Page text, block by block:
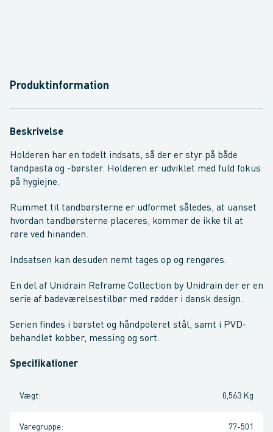
Produktinformation
Beskrivelse
Holderen har en todelt indsats, så der er styr på både
tandpasta og -børster. Holderen er udviklet med fuld fokus
på hygiejne.
Rummet til tandbørsterne er udformet således, at uanset
hvordan tandbørsterne placeres, kommer de ikke til at
røre ved hinanden.
Indsatsen kan desuden nemt tages op og rengøres.
En del af Unidrain Reframe Collection by Unidrain der er en
serie af badeværelsestilbør med rødder i dansk design.
Serien findes i børstet og håndpoleret stål, samt i PVD-
behandlet kobber, messing og sort.
Specifikationer
Vægt: 0,563 Kg
Varegruppe: 77-501